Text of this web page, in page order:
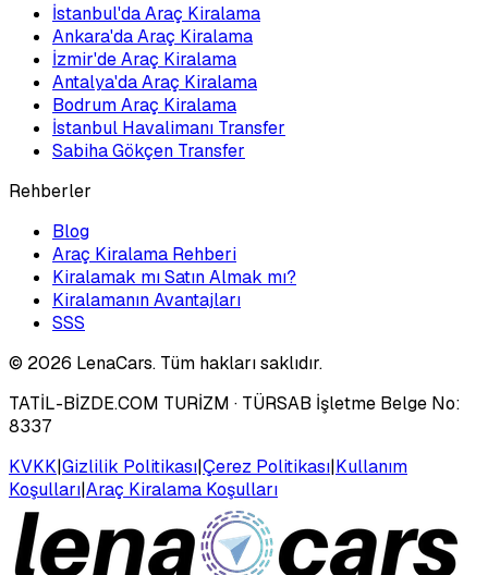
İstanbul'da Araç Kiralama
Ankara'da Araç Kiralama
İzmir'de Araç Kiralama
Antalya'da Araç Kiralama
Bodrum Araç Kiralama
İstanbul Havalimanı Transfer
Sabiha Gökçen Transfer
Rehberler
Blog
Araç Kiralama Rehberi
Kiralamak mı Satın Almak mı?
Kiralamanın Avantajları
SSS
© 2026 LenaCars. Tüm hakları saklıdır.
TATİL-BİZDE.COM TURİZM · TÜRSAB İşletme Belge No:
8337
KVKK|Gizlilik Politikası|Çerez Politikası|Kullanım
Koşulları|Araç Kiralama Koşulları